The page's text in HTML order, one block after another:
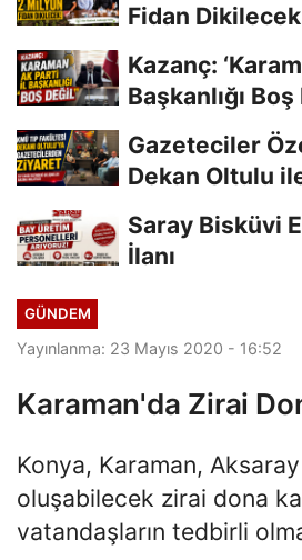
Fidan
Kazanç:
Başkanlığı Boş
Gazeteciler
Dekan Oltulu
Saray Bisküvi
İlanı
GÜNDEM
Yayınlanma: 23 Mayıs 2020 - 16:52
Karaman'da Zirai
Konya, Karaman,
oluşabilecek zirai dona
vatandaşların tedbirli